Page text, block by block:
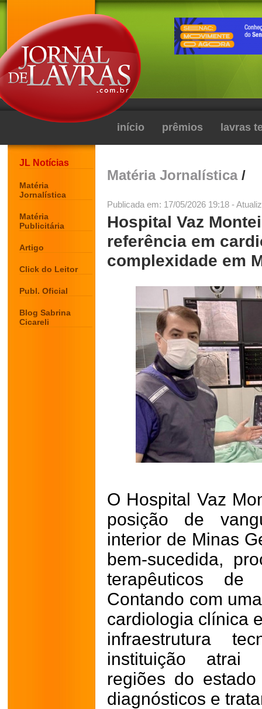
início prêmios lavras
JL Notícias
Matéria
Jornalística
Matéria
Publicitária
Artigo
Click do Leitor
Publ. Oficial
Blog Sabrina
Cicareli
Matéria Jornalística/
Publicada em: 17/05/2026 19:18 -
Hospital Vaz
referência em
complexidade em
O Hospital Vaz
posição de
interior de Minas
bem-sucedida,
terapêuticos de
Contando com
cardiologia clínica
infraestrutura
instituição atrai
regiões do
diagnósticos e